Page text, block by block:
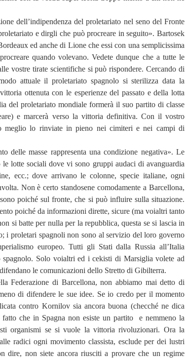
dell’indipendenza del proletariato nel seno del Fronte
e dirgli che può procreare in seguito». Bartosek
ed anche di Lione che essi con una semplicissima
quando volevano. Vedete dunque che a tutte le
vostre tirate scientifiche si può rispondere. Cercando di
attuale il proletariato spagnolo si sterilizza data la
ottenuta con le esperienze del passato e della lotta
del proletariato mondiale formerà il suo partito di classe
e marcerà verso la vittoria definitiva. Con il vostro
meglio lo rinviate in pieno nei cimiteri e nei campi di
delle masse rappresenta una condizione negativa». Le
le lotte sociali dove vi sono gruppi audaci di avanguardia
ecc.; dove arrivano le colonne, specie italiane, ogni
Non è certo standosene comodamente a Barcellona,
poiché sul fronte, che si può influire sulla situazione.
poiché da informazioni dirette, sicure (ma voialtri tanto
si batte per nulla per la repubblica, questa se si lascia in
i proletari spagnoli non sono al servizio del loro governo
europeo. Tutti gli Stati dalla Russia all’Italia
spagnolo. Solo voialtri ed i cekisti di Marsiglia volete ad
le comunicazioni dello Stretto di Gibilterra.
Federazione di Barcellona, non abbiamo mai detto di
di difendere le sue idee. Se io credo per il momento
contro Kornilov sia ancora buona (checché ne dica
che in Spagna non esiste un partito
e nemmeno la
organismi se si vuole la vittoria rivoluzionari. Ora la
radici ogni movimento classista, esclude per dei lustri
dire, non siete ancora riusciti a provare che un regime